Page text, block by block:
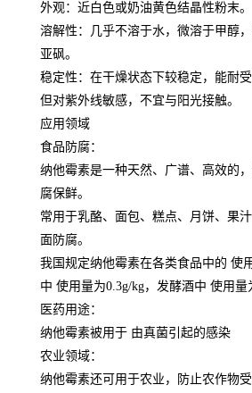
外观：近白色或奶油黄色结晶性粉末。
溶解性 ：几乎不溶于水，微溶于甲醇
亚砜。
稳定性 ：在干燥状态下较稳定，能耐
但对紫外线敏感，不宜与阳光接触。
应用领域
食品防腐：
纳他霉素是一种天然、广谱、高效的
腐保鲜。
常用于乳酪、面包、糕点、月饼、果
面防腐。
我国规定纳他霉素在各类食品中的 使
中 使用量为0.3g/kg，发酵酒中 使用量
医药用途：
纳他霉素被用于 由真菌引起的感染
农业领域：
纳他霉素还可用于农业，防止农作物受